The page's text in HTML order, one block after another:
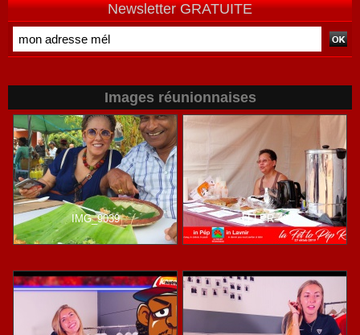
Newsletter GRATUITE
Images réunionnaises
IMG_9039 LFLPR-49